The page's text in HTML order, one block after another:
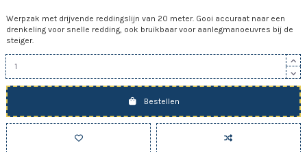
Werpzak met drijvende reddingslijn van 20 meter. Gooi accuraat naar een
drenkeling voor snelle redding, ook bruikbaar voor aanlegmanoeuvres bij de
steiger.
Bestellen